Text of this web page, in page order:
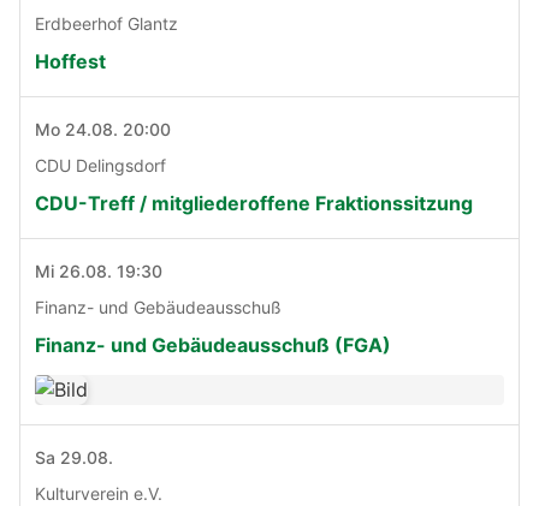
Erdbeerhof Glantz
Hoffest
Mo 24.08. 20:00
CDU Delingsdorf
CDU-Treff / mitgliederoffene Fraktionssitzung
Mi 26.08. 19:30
Finanz- und Gebäudeausschuß
Finanz- und Gebäudeausschuß (FGA)
Sa 29.08.
Kulturverein e.V.